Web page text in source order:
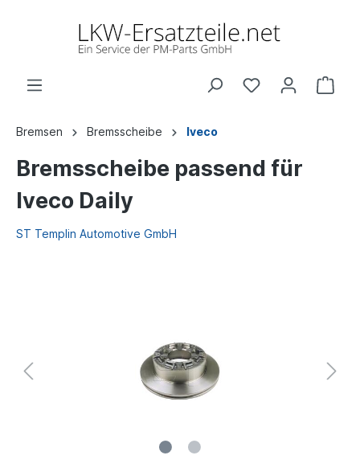
Bremsen Bremsscheibe Iveco
Bremsscheibe passend für
Iveco Daily
ST Templin Automotive GmbH